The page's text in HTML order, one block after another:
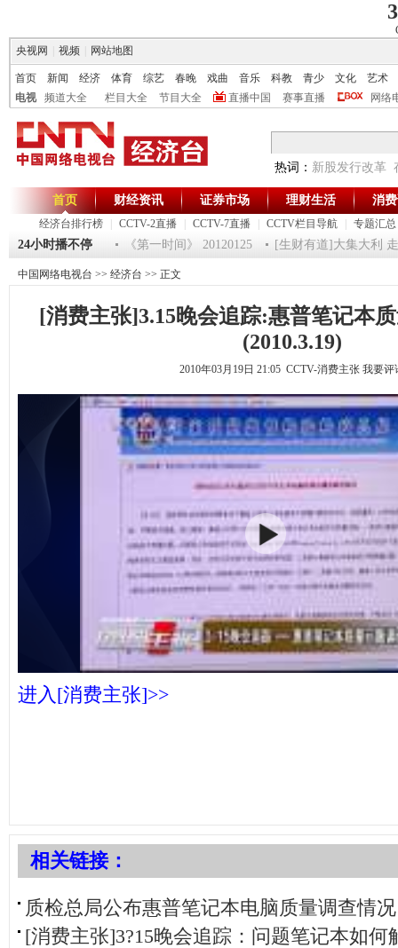
央视网
视频 网站地图
首页 新闻 经济 体育 综艺 春晚 戏曲 音乐 科教 青少 文化
艺术
电视
频道大全 栏目大全 节目大全 直播中国 赛事直播 网络
热词： 新股发行改革
首页
经济台排行榜 CCTV-2直播 CCTV-7直播 CCTV栏目导航 专题汇总
财经资讯 证券市场 理财生活 消
24小时播不停
超级魔术师 5 《第一时间》 20120125 [生财有道]大集大利 走
中国网络电视台 >> 经济台 >> 正文
[消费主张]3.15晚会追踪:惠普笔记本
(2010.3.19)
2010年03月19日 21:05 CCTV-消费主张 我要评
进入[消费主张]>>
相关链接：
质检总局公布惠普笔记本电脑质量调查情况
[消费主张]3?15晚会追踪：问题笔记本如何